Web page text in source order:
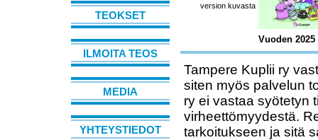
TEOKSET
ILMOITA TEOS
MEDIA
YHTEYSTIEDOT
version kuvasta
Vuoden
Tampere Kuplii ry
siten myös palvelun
ry ei vastaa syötetyn
virheettömyydestä.
tarkoitukseen ja sitä